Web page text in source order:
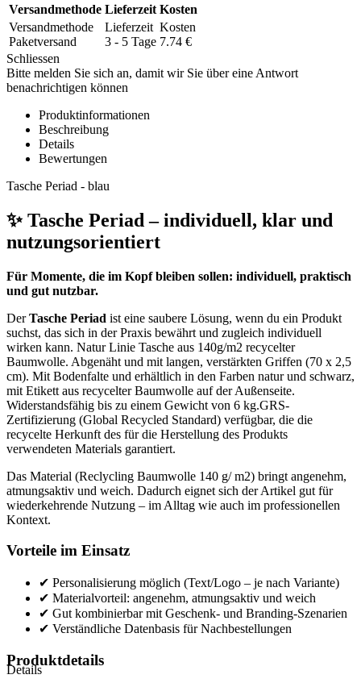
Versandmethode Lieferzeit Kosten
Versandmethode
Paketversand
Lieferzeit
3 - 5 Tage
Kosten
7.74 €
Schliessen
Bitte melden Sie sich an, damit wir Sie über eine Antwort
benachrichtigen können
Produktinformationen
Beschreibung
Details
Bewertungen
Tasche Periad - blau
✨ Tasche Periad – individuell, klar und
nutzungsorientiert
Für Momente, die im Kopf bleiben sollen: individuell, praktisch
und gut nutzbar.
DerTasche Periad ist eine saubere Lösung, wenn du ein Produkt
suchst, das sich in der Praxis bewährt und zugleich individuell
wirken kann. Natur Linie Tasche aus 140g/m2 recycelter
Baumwolle. Abgenäht und mit langen, verstärkten Griffen (70 x 2,5
cm). Mit Bodenfalte und erhältlich in den Farben natur und schwarz,
mit Etikett aus recycelter Baumwolle auf der Außenseite.
Widerstandsfähig bis zu einem Gewicht von 6 kg.GRS-
Zertifizierung (Global Recycled Standard) verfügbar, die die
recycelte Herkunft des für die Herstellung des Produkts
verwendeten Materials garantiert.
Das Material (Reclycling Baumwolle 140 g/ m2) bringt angenehm,
atmungsaktiv und weich. Dadurch eignet sich der Artikel gut für
wiederkehrende Nutzung – im Alltag wie auch im professionellen
Kontext.
Vorteile im Einsatz
✔ Personalisierung möglich (Text/Logo – je nach Variante)
✔ Materialvorteil: angenehm, atmungsaktiv und weich
✔ Gut kombinierbar mit Geschenk- und Branding-Szenarien
✔ Verständliche Datenbasis für Nachbestellungen
Produktdetails
Details